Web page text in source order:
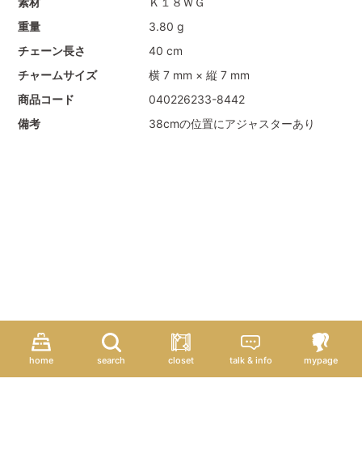
重量
3.80 g
チェーン長さ
40 cm
チャームサイズ
横 7 mm × 縦 7 mm
商品コード
040226233-8442
備考
38cmの位置にアジャスターあり
home search closet talk & info mypage